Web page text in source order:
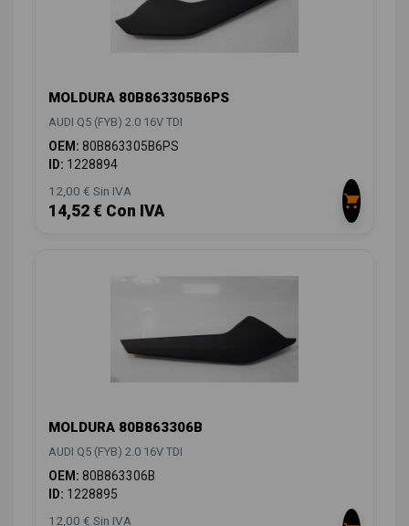
MOLDURA 80B863305B6PS
AUDI Q5 (FYB) 2.0 16V TDI
OEM: 80B863305B6PS
ID: 1228894
12,00 € Sin IVA
14,52 € Con IVA
MOLDURA 80B863306B
AUDI Q5 (FYB) 2.0 16V TDI
OEM: 80B863306B
ID: 1228895
12,00 € Sin IVA